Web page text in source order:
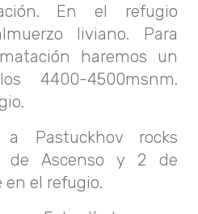
En el refugio
liviano. Para
haremos un
4400-4500msnm.
a Pastuckhov rocks
de Ascenso y 2 de
en el refugio.